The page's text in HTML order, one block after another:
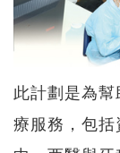
此計劃是為
療服務，包